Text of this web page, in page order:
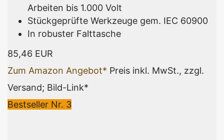
Arbeiten bis 1.000 Volt
Stückgeprüfte Werkzeuge gem. IEC 60900
In robuster Falttasche
85,46 EUR
Zum Amazon Angebot* Preis inkl. MwSt., zzgl.
Versand; Bild-Link*
Bestseller Nr. 3